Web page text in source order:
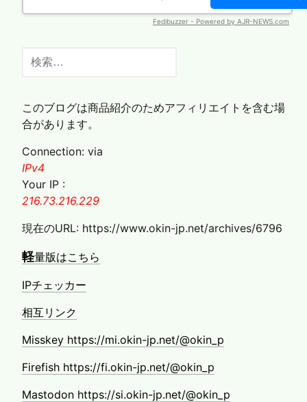
索:
このブログは商品紹介のためアフィリエイトを含む場
合があります。
Connection: via
IPv4
Your IP :
216.73.216.229
現在のURL: https://www.okin-jp.net/archives/6796
軽量版はこちら
IPチェッカー
相互リンク
Misskey https://mi.okin-jp.net/@okin_p
Firefish https://fi.okin-jp.net/@okin_p
Mastodon https://si.okin-jp.net/@okin_p